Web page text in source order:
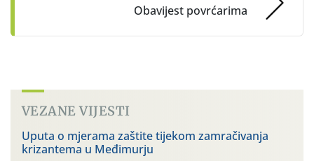
Obavijest povrćarima
VEZANE VIJESTI
Uputa o mjerama zaštite tijekom zamračivanja
krizantema u Međimurju